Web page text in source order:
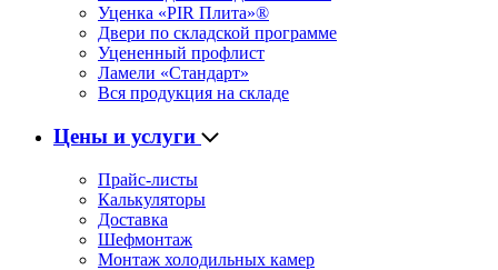
Уценка «PIR Плита»®
Двери по складской программе
Уцененный профлист
Ламели «Стандарт»
Вся продукция на складе
Цены и услуги
Прайс-листы
Калькуляторы
Доставка
Шефмонтаж
Монтаж холодильных камер